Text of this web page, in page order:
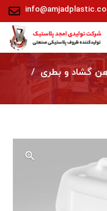
گشاد و بطری /